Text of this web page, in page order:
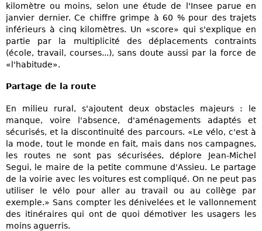
kilomètre ou moins, selon une étude de l'Insee parue en
janvier dernier. Ce chiffre grimpe à 60 % pour des trajets
inférieurs à cinq kilomètres. Un «score» qui s'explique en
partie par la multiplicité des déplacements contraints
(école, travail, courses...), sans doute aussi par la force de
«l'habitude».
Partage de la route
En milieu rural, s'ajoutent deux obstacles majeurs : le
manque, voire l'absence, d'aménagements adaptés et
sécurisés, et la discontinuité des parcours. «Le vélo, c'est à
la mode, tout le monde en fait, mais dans nos campagnes,
les routes ne sont pas sécurisées, déplore Jean-Michel
Segui, le maire de la petite commune d'Assieu. Le partage
de la voirie avec les voitures est compliqué. On ne peut pas
utiliser le vélo pour aller au travail ou au collège par
exemple.» Sans compter les dénivelées et le vallonnement
des itinéraires qui ont de quoi démotiver les usagers les
moins aguerris.